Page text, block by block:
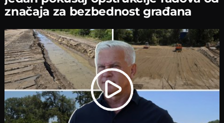
značaјa za bezbednost građana